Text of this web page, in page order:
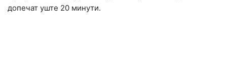
допечат уште 20 минути.